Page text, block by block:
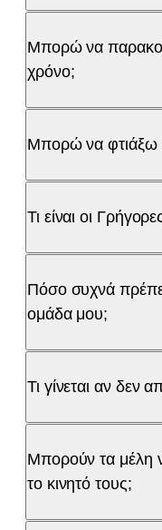
Μπορώ να
χρόνο;
Μπορώ να φτιάξω
Τι είναι οι
Πόσο συχνά
ομάδα μου;
Τι γίνεται αν δεν
Μπορούν τα μέλη
το κινητό τους;